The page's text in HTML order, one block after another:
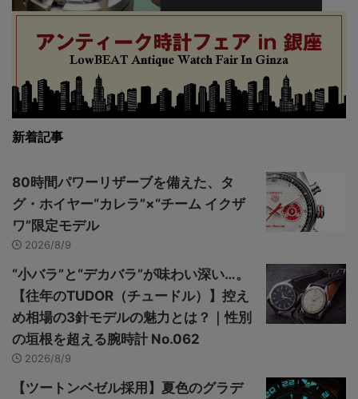
新着記事
80時間パワーリザーブを備えた、タ
グ・ホイヤー“カレラ”×“チーム イクザ
ワ”限定モデル
2026/8/9
“小バラ”と“デカバラ”が味わい深い…。
【往年のTUDOR（チュードル）】控え
め相場の3針モデルの魅力とは？｜性別
の垣根を超える腕時計 No.062
2026/8/9
【ツートンベゼル採用】夏色のグラデ